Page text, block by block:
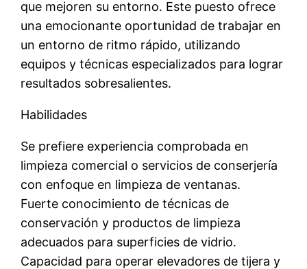
que mejoren su entorno. Este puesto ofrece
una emocionante oportunidad de trabajar en
un entorno de ritmo rápido, utilizando
equipos y técnicas especializados para lograr
resultados sobresalientes.
Habilidades
Se prefiere experiencia comprobada en
limpieza comercial o servicios de conserjería
con enfoque en limpieza de ventanas.
Fuerte conocimiento de técnicas de
conservación y productos de limpieza
adecuados para superficies de vidrio.
Capacidad para operar elevadores de tijera y